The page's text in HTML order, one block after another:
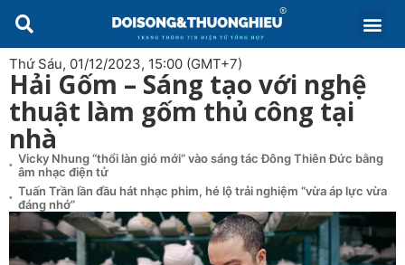
Thứ Sáu, 01/12/2023, 15:00 (GMT+7)
Hải Gốm – Sáng tạo với nghệ
thuật làm gốm thủ công tại
nhà
Vicky Nhung “thổi làn gió mới” vào sáng tác Đông Thiên Đức bằng
âm nhạc điện tử
Tuấn Trần lần đầu hát nhạc phim, hé lộ trải nghiệm “vừa áp lực vừa
đáng nhớ”